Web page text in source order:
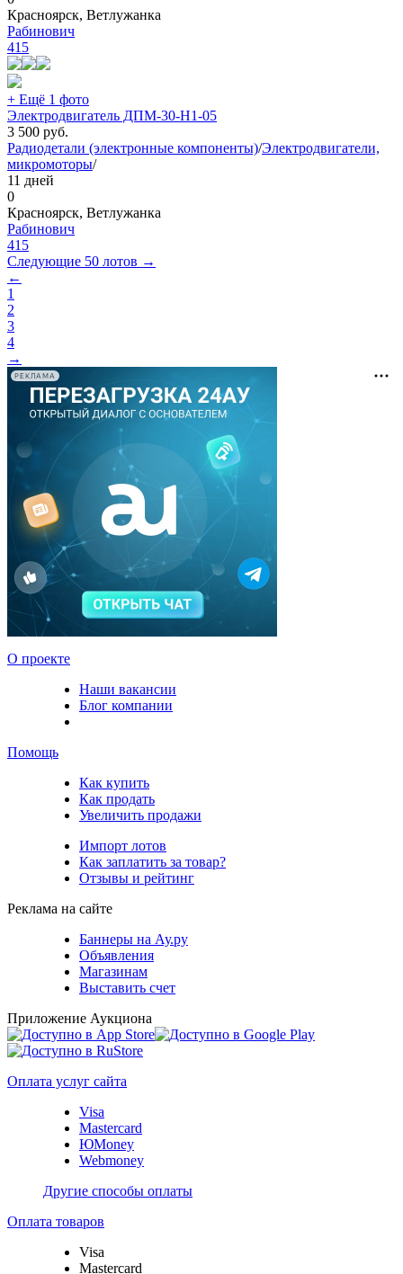
Красноярск, Ветлужанка
Рабинович
415
+ Ещё 1 фото
Электродвигатель ДПМ-30-Н1-05
3 500 руб.
Радиодетали (электронные компоненты)/Электродвигатели,
микромоторы/
11 дней
0
Красноярск, Ветлужанка
Рабинович
415
Следующие 50 лотов →
←
1
2
3
4
→
РЕКЛАМА
О проекте
Наши вакансии
Блог компании
Помощь
Как купить
Как продать
Увеличить продажи
Импорт лотов
Как заплатить за товар?
Отзывы и рейтинг
Реклама на сайте
Баннеры на Ау.ру
Объявления
Магазинам
Выставить счет
Приложение Аукциона
Оплата услуг сайта
Visa
Mastercard
ЮMoney
Webmoney
Другие способы оплаты
Оплата товаров
Visa
Mastercard